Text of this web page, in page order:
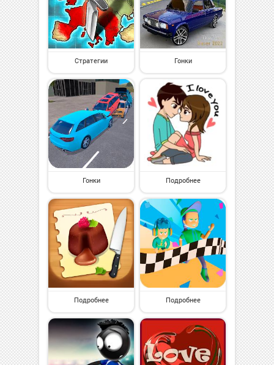
Стратегии Гонки
Гонки Подробнее
Подробнее Подробнее